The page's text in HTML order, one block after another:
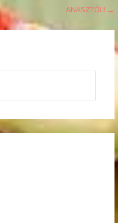
ANASZTÓL! →